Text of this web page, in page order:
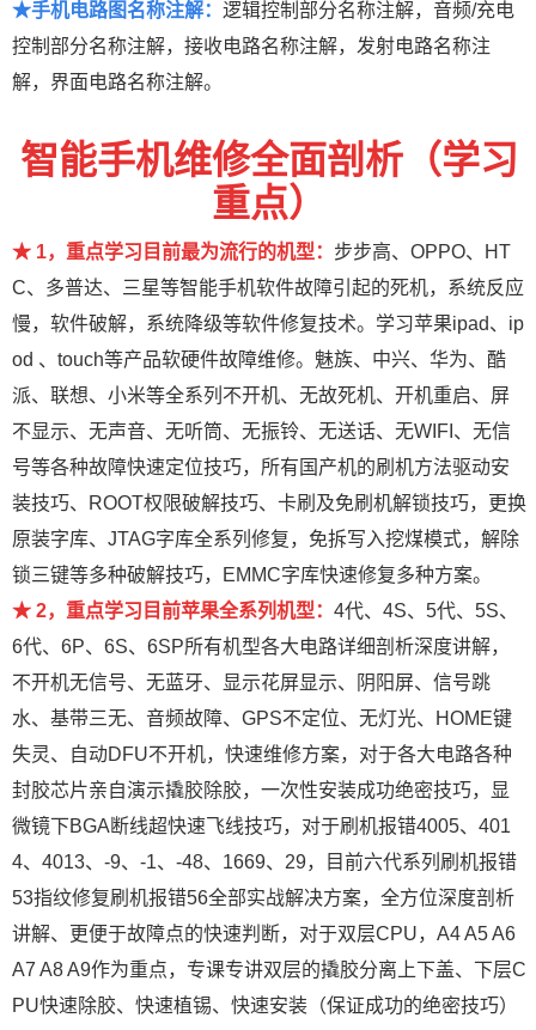
★手机电路图名称注解： 逻辑控制部分名称注解，音频/充电
控制部分名称注解，接收电路名称注解，发射电路名称注
解，界面电路名称注解。
智能手机维修全面剖析（学习
重点）
★ 1，重点学习目前最为流行的机型： 步步高、OPPO、HT
C、多普达、三星等智能手机软件故障引起的死机，系统反应
慢，软件破解，系统降级等软件修复技术。学习苹果ipad、ip
od 、touch等产品软硬件故障维修。魅族、中兴、华为、酷
派、联想、小米等全系列不开机、无故死机、开机重启、屏
不显示、无声音、无听筒、无振铃、无送话、无WIFI、无信
号等各种故障快速定位技巧，所有国产机的刷机方法驱动安
装技巧、ROOT权限破解技巧、卡刷及免刷机解锁技巧，更换
原装字库、JTAG字库全系列修复，免拆写入挖煤模式，解除
锁三键等多种破解技巧，EMMC字库快速修复多种方案。
★ 2，重点学习目前苹果全系列机型： 4代、4S、5代、5S、
6代、6P、6S、6SP所有机型各大电路详细剖析深度讲解，
不开机无信号、无蓝牙、显示花屏显示、阴阳屏、信号跳
水、基带三无、音频故障、GPS不定位、无灯光、HOME键
失灵、自动DFU不开机，快速维修方案，对于各大电路各种
封胶芯片亲自演示撬胶除胶，一次性安装成功绝密技巧，显
微镜下BGA断线超快速飞线技巧，对于刷机报错4005、401
4、4013、-9、-1、-48、1669、29，目前六代系列刷机报错
53指纹修复刷机报错56全部实战解决方案，全方位深度剖析
讲解、更便于故障点的快速判断，对于双层CPU，A4 A5 A6
A7 A8 A9作为重点，专课专讲双层的撬胶分离上下盖、下层C
PU快速除胶、快速植锡、快速安装（保证成功的绝密技巧）